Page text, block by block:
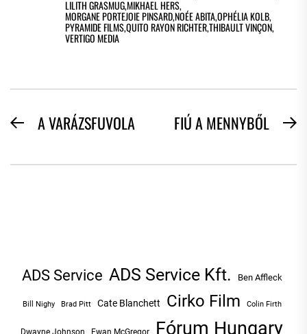
LILITH GRASMUG,MIKHAEL HERS,
MORGANE PORTEJOIE PINSARD,NOÉE ABITA,OPHÉLIA KOLB,
PYRAMIDE FILMS,QUITO RAYON RICHTER,THIBAULT VINÇON,
VERTIGO MEDIA
BEJEGYZÉS
PreviousA VARÁZSFUVOLA FIÚ A MENNYBŐL
ADS Service ADS Service Kft. Ben Affleck
Bill Nighy Brad Pitt Cate Blanchett Cirko Film Colin Firth
Dwayne Johnson Ewan McGregor Fórum Hungary